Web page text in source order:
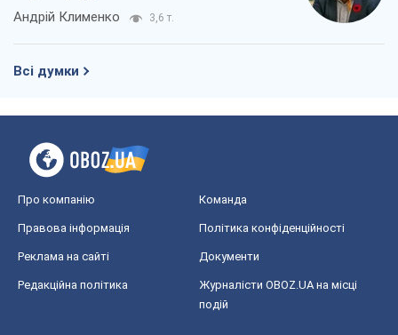
Андрій Клименко 3,6 т.
Всі думки
Про компанію Команда
Правова інформація Політика конфіденційності
Реклама на сайті Документи
Редакційна політика
Журналісти OBOZ.UA на місці
подій